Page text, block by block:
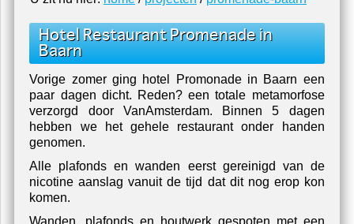
Schilderwerk - Schilderen The Red Sun
U zit nu hier: home/projecten/promenade-baarn
Hotel Restaurant Promenade in
Baarn
Vorige zomer ging hotel Promonade in Baarn een